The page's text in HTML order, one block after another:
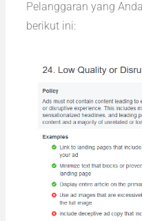
Pelanggaran yang
berikut ini: